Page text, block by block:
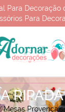
Para Decoração
Para
Mesas Provençais